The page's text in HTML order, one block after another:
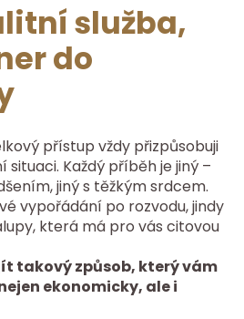
služba,
do
přístup vždy přizpůsobuji
Každý příběh je jiný –
jiný s těžkým srdcem.
vypořádání po rozvodu, jindy
která má pro vás citovou
takový způsob, který vám
ekonomicky, ale i